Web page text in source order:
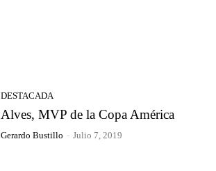
DESTACADA
Alves, MVP de la Copa América
Gerardo Bustillo - Julio 7, 2019